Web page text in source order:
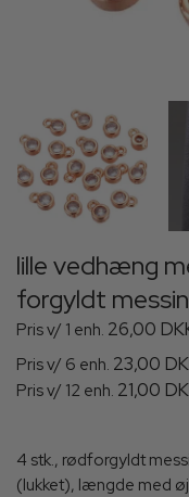
lille vedhæng
forgyldt
Pris v/ 1 enh. 26,00
Pris v/ 6 enh. 23,00
Pris v/ 12 enh. 21,00
4 stk., rødforgyldt
(lukket), længde med